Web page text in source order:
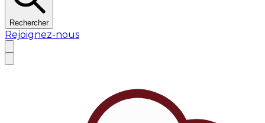
Rechercher
Rejoignez-nous